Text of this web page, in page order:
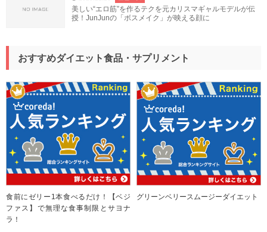
美しい“エロ筋”を作るテクを元カリスマギャルモデルが伝
授！JunJunの「ボスメイク」が映える顔に
おすすめダイエット食品・サプリメント
食前にゼリー1本食べるだけ！【ベジ
ファス】で無理な食事制限とサヨナ
ラ！
グリーンベリースムージーダイエット